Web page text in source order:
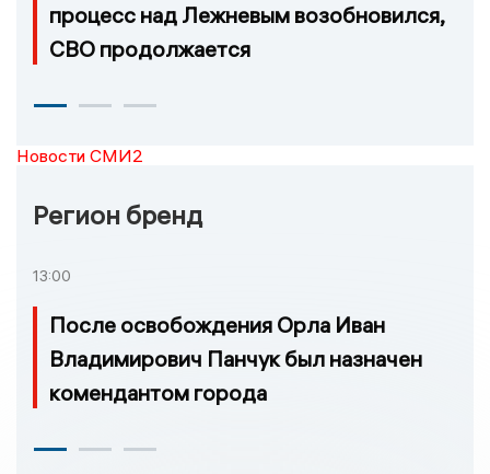
процесс над Лежневым возобновился,
СВО продолжается
Новости СМИ2
Регион бренд
13:00
После освобождения Орла Иван
Владимирович Панчук был назначен
комендантом города